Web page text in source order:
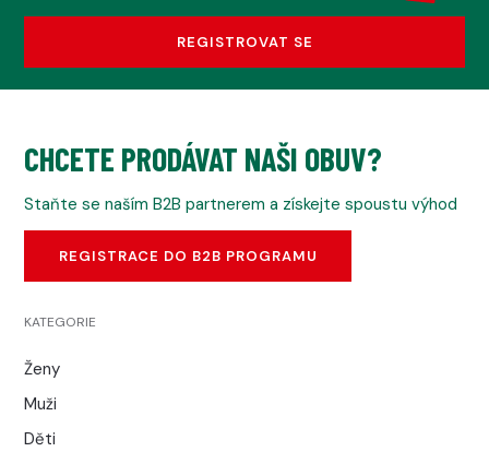
REGISTROVAT SE
CHCETE PRODÁVAT NAŠI OBUV?
Staňte se naším B2B partnerem a získejte spoustu výhod
REGISTRACE DO B2B PROGRAMU
KATEGORIE
Ženy
Muži
Děti